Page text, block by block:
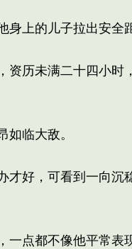
上的儿子拉出安全
历未满二十四小时
临大敌。
好，可看到一向沉
点都不像他平常表